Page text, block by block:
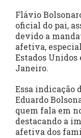
Flávio
oficial do pai,
devido a
afetiva,
Estados Unidos
Janeiro.
Essa indicação
Eduardo
quem fala em
destacando a
afetiva dos